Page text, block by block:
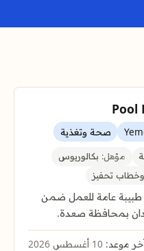
Pool
صحة وتغذية
مؤهل: بكالوريوس
تحفيز
عامة للعمل ضمن
بمحافظة صعدة.
موعد: